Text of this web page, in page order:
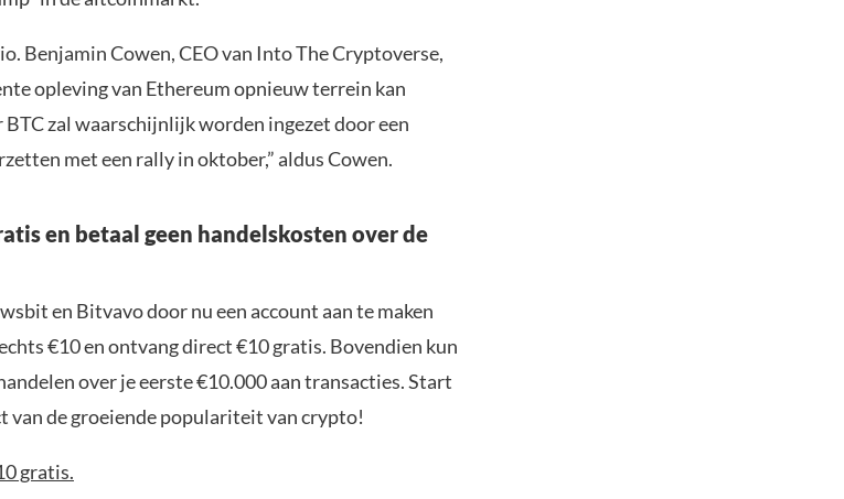
Benjamin Cowen, CEO van Into The Cryptoverse,
opleving van Ethereum opnieuw terrein kan
zal waarschijnlijk worden ingezet door een
met een rally in oktober,” aldus Cowen.
en betaal geen handelskosten over de
en Bitvavo door nu een account aan te maken
€10 en ontvang direct €10 gratis. Bovendien kun
over je eerste €10.000 aan transacties. Start
van de groeiende populariteit van crypto!
gratis.